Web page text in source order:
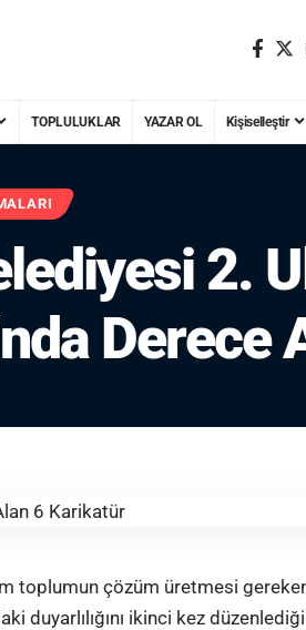
TOPLULUKLAR YAZAR OL Kişiselleştir
2.
toplumun çözüm üretmesi
duyarlılığını ikinci kez